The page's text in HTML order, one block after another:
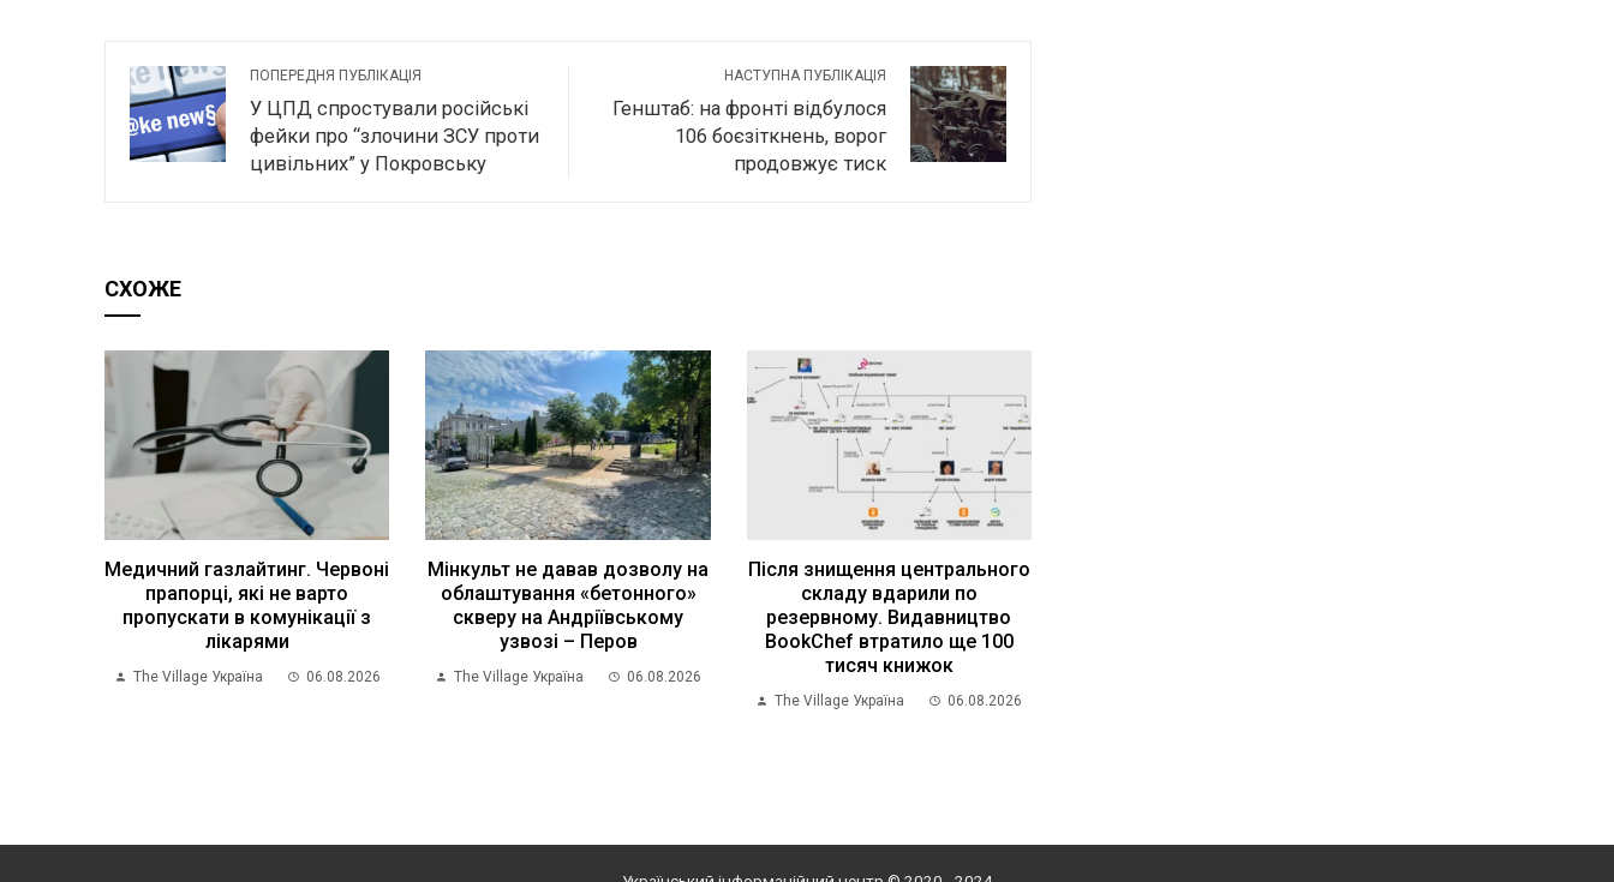
ПОПЕРЕДНЯ ПУБЛІКАЦІЯ
У ЦПД спростували російські
фейки про “злочини ЗСУ проти
цивільних” у Покровську
НАСТУПНА ПУБЛІКАЦІЯ
Генштаб: на фронті відбулося
106 боєзіткнень, ворог
продовжує тиск
СХОЖЕ
Медичний газлайтинг. Червоні
прапорці, які не варто
пропускати в комунікації з
лікарями
The Village Україна 06.08.2026
Мінкульт не давав дозволу на
облаштування «бетонного»
скверу на Андріївському
узвозі – Перов
The Village Україна 06.08.2026
Після знищення центрального
складу вдарили по
резервному. Видавництво
BookChef втратило ще 100
тисяч книжок
The Village Україна 06.08.2026